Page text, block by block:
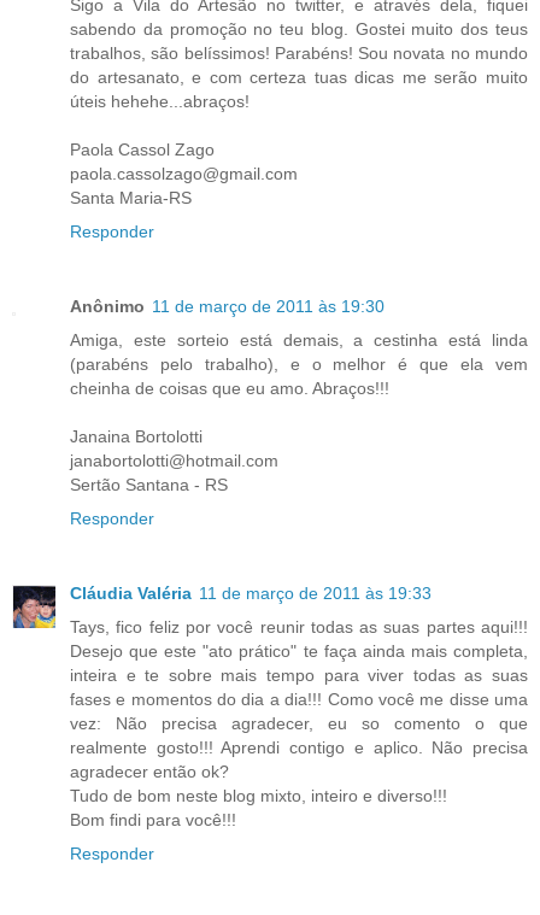
Sigo a Vila do Artesão no twitter, e através dela, fiquei
sabendo da promoção no teu blog. Gostei muito dos teus
trabalhos, são belíssimos! Parabéns! Sou novata no mundo
do artesanato, e com certeza tuas dicas me serão muito
úteis hehehe...abraços!
Paola Cassol Zago
paola.cassolzago@gmail.com
Santa Maria-RS
Responder
Anônimo 11 de março de 2011 às 19:30
Amiga, este sorteio está demais, a cestinha está linda
(parabéns pelo trabalho), e o melhor é que ela vem
cheinha de coisas que eu amo. Abraços!!!
Janaina Bortolotti
janabortolotti@hotmail.com
Sertão Santana - RS
Responder
Cláudia Valéria 11 de março de 2011 às 19:33
Tays, fico feliz por você reunir todas as suas partes aqui!!!
Desejo que este "ato prático" te faça ainda mais completa,
inteira e te sobre mais tempo para viver todas as suas
fases e momentos do dia a dia!!! Como você me disse uma
vez: Não precisa agradecer, eu so comento o que
realmente gosto!!! Aprendi contigo e aplico. Não precisa
agradecer então ok?
Tudo de bom neste blog mixto, inteiro e diverso!!!
Bom findi para você!!!
Responder